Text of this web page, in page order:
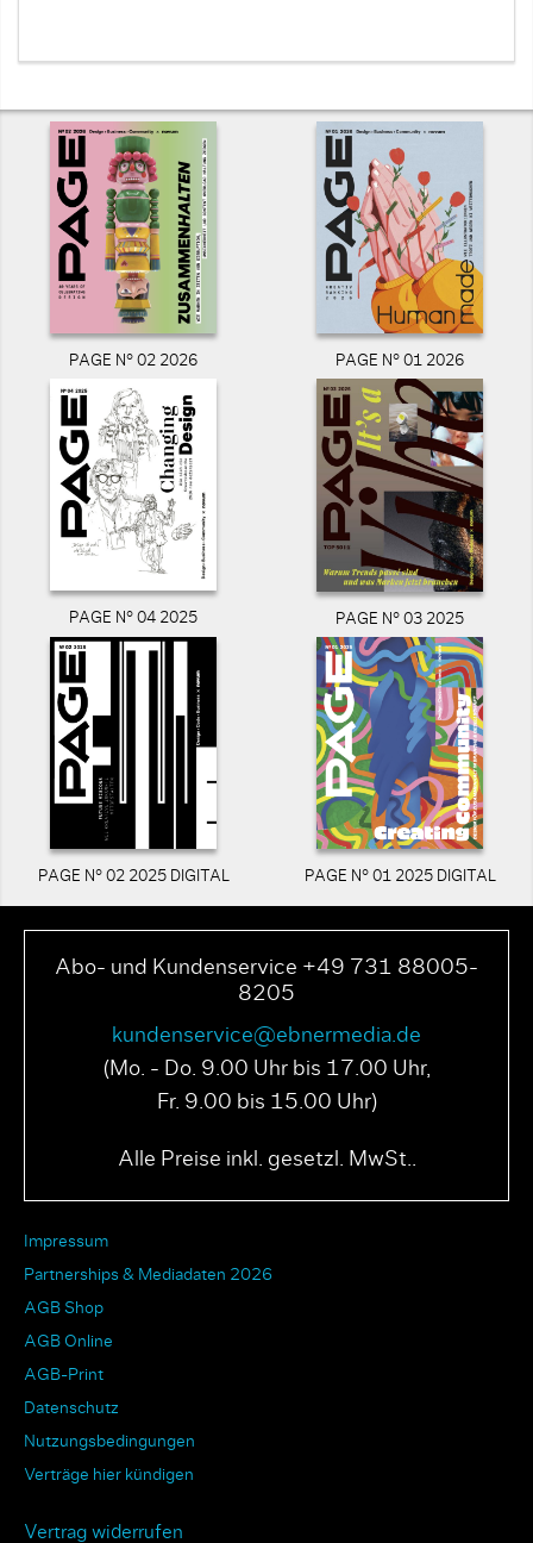
PAGE N° 02 2026 PAGE N° 01 2026
PAGE N° 04 2025 PAGE N° 03 2025
PAGE N° 02 2025 DIGITAL PAGE N° 01 2025 DIGITAL
Abo- und Kundenservice +49 731 88005-
8205
kundenservice@ebnermedia.de
(Mo. - Do. 9.00 Uhr bis 17.00 Uhr,
Fr. 9.00 bis 15.00 Uhr)
Alle Preise inkl. gesetzl. MwSt..
Impressum
Partnerships & Mediadaten 2026
AGB Shop
AGB Online
AGB-Print
Datenschutz
Nutzungsbedingungen
Verträge hier kündigen
Vertrag widerrufen